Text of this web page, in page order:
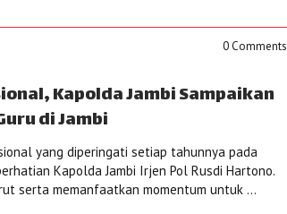
0 Comments
Kapolda Jambi Sampaikan
di Jambi
yang diperingati setiap tahunnya pada
Kapolda Jambi Irjen Pol Rusdi Hartono.
serta memanfaatkan momentum untuk ...